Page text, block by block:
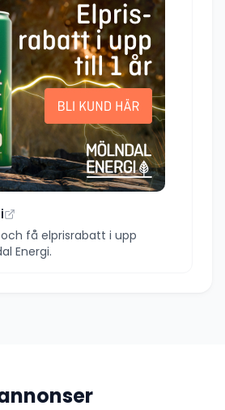
få elprisrabatt i upp
Energi.